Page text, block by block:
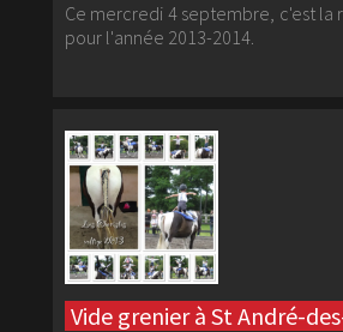
Ce mercredi 4 septembre, c'est la
pour l'année 2013-2014.
Vide grenier à St André-